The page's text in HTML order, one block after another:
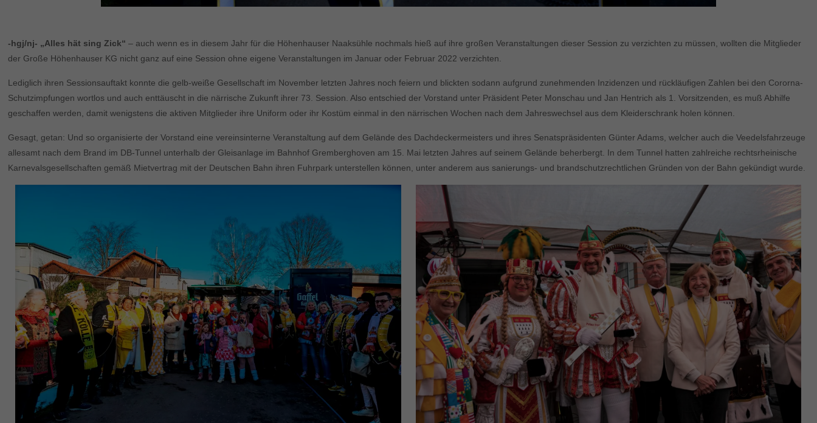
-hgj/nj- „Alles hät sing Zick“ – auch wenn es in diesem Jahr für die Höhenhauser Naaksühle nochmals hieß auf ihre großen Veranstaltungen dieser Session zu verzichten zu müssen, wollten die Mitglieder
der Große Höhenhauser KG nicht ganz auf eine Session ohne eigene Veranstaltungen im Januar oder Februar 2022 verzichten.
Lediglich ihren Sessionsauftakt konnte die gelb-weiße Gesellschaft im November letzten Jahres noch feiern und blickten sodann aufgrund zunehmenden Inzidenzen und rückläufigen Zahlen bei den Cororna-
Schutzimpfungen wortlos und auch enttäuscht in die närrische Zukunft ihrer 73. Session. Also entschied der Vorstand unter Präsident Peter Monschau und Jan Hentrich als 1. Vorsitzenden, es muß Abhilfe
geschaffen werden, damit wenigstens die aktiven Mitglieder ihre Uniform oder ihr Kostüm einmal in den närrischen Wochen nach dem Jahreswechsel aus dem Kleiderschrank holen können.
Gesagt, getan: Und so organisierte der Vorstand eine vereinsinterne Veranstaltung auf dem Gelände des Dachdeckermeisters und ihres Senatspräsidenten Günter Adams, welcher auch die Veedelsfahrzeuge
allesamt nach dem Brand im DB-Tunnel unterhalb der Gleisanlage im Bahnhof Gremberghoven am 15. Mai letzten Jahres auf seinem Gelände beherbergt. In dem Tunnel hatten zahlreiche rechtsrheinische
Karnevalsgesellschaften gemäß Mietvertrag mit der Deutschen Bahn ihren Fuhrpark unterstellen können, unter anderem aus sanierungs- und brandschutzrechtlichen Gründen von der Bahn gekündigt wurde.